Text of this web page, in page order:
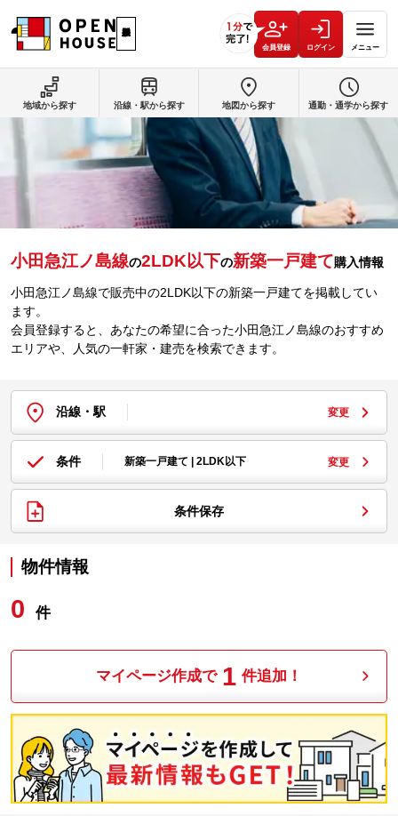
会員登録 ログイン メニュー
小田急江ノ島線の2LDK以下の新築一戸建て購入情報
小田急江ノ島線で販売中の2LDK以下の新築一戸建てを掲載してい
ます。
会員登録すると、あなたの希望に合った小田急江ノ島線のおすすめ
エリアや、人気の一軒家・建売を検索できます。
沿線・駅 変更
条件 新築一戸建て | 2LDK以下 変更
条件保存
物件情報
0 件
マイページ作成で 1 件追加！
地域から探す 沿線・駅から探す 地図から探す 通勤・通学から探す